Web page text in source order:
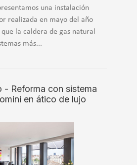
una instalación
realizada en mayo del año
la caldera de gas natural
más...
- Reforma con sistema
en ático de lujo